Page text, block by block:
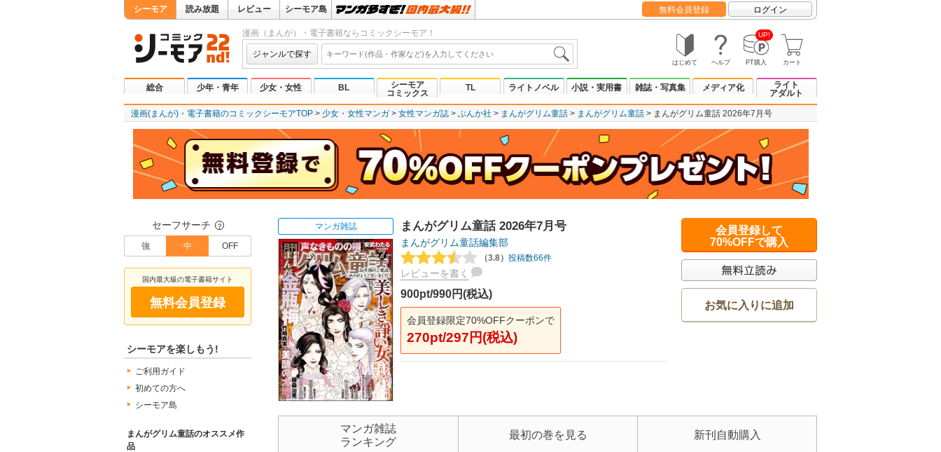
シーモア 読み放題 レビュー シーモア島 無料会員登録 ログイン
漫画（まんが）・電子書籍ならコミックシーモア！
ジャンルで探す
はじめて ヘルプ
UP!
PT購入 カート
総合 少年・青年 少女・女性 BL
シーモア
コミックス
TL ライトノベル 小説・実用書 雑誌・写真集 メディア化
ライト
アダルト
漫画(まんが)・電子書籍のコミックシーモアTOP 少女・女性マンガ 女性マンガ誌 ぶんか社 まんがグリム童話 まんがグリム童話 まんがグリム童話 2026年7月号
セーフサーチ ？
強 中 OFF
国内最大級の電子書籍サイト
無料会員登録
シーモアを楽しもう!
ご利用ガイド
初めての方へ
シーモア島
まんがグリム童話のオススメ作
品
マンガ雑誌 まんがグリム童話 2026年7月号
まんがグリム童話編集部
（3.8） 投稿数66件
レビューを書く
900pt/990円(税込)
会員登録限定70%OFFクーポンで
270pt/297円(税込)
会員登録して
70%OFFで購入
お気に入りに追加
マンガ雑誌
ランキング
最初の巻を見る 新刊自動購入